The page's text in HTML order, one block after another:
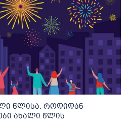
წლისა. როდიდან
ახალი წლის